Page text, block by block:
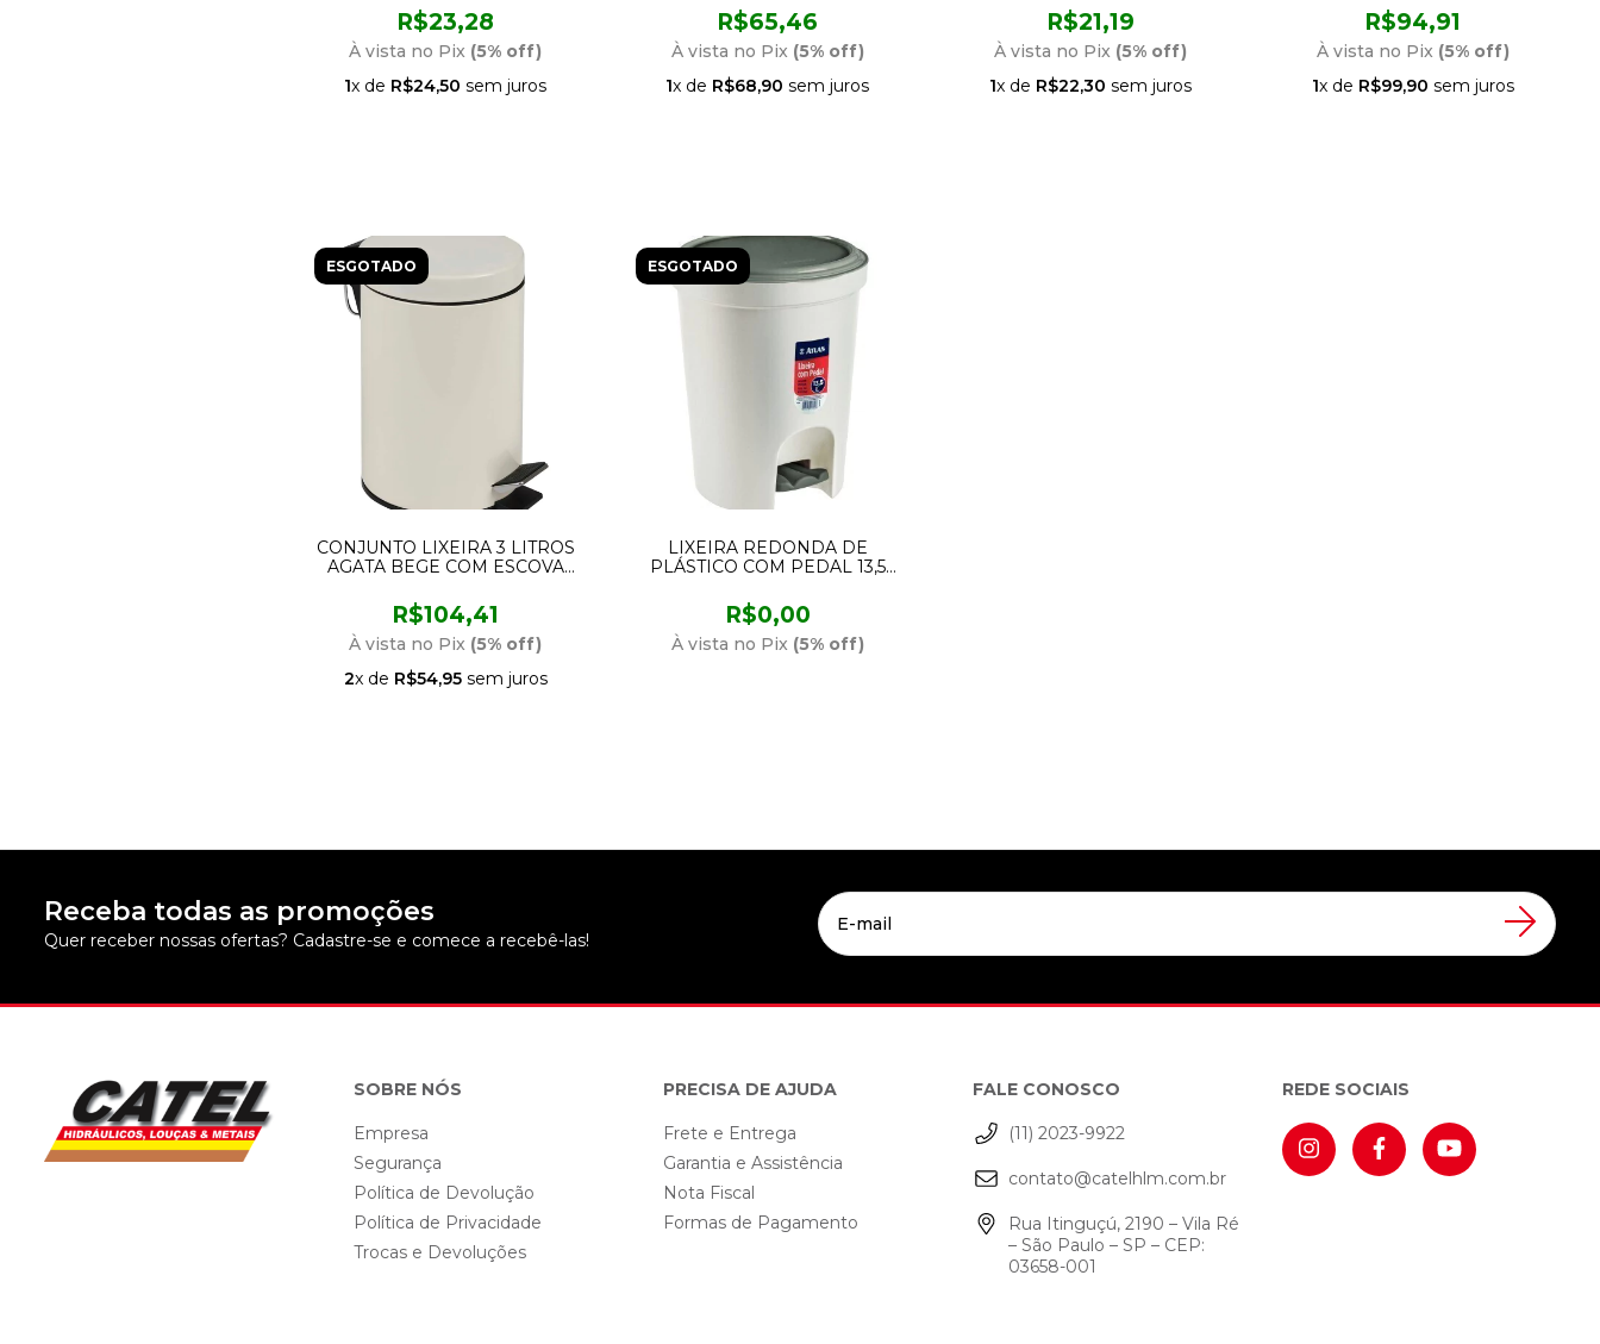
R$23,28
À vista no Pix (5% off)
1x de R$24,50 sem juros
R$65,46
À vista no Pix (5% off)
1x de R$68,90 sem juros
R$21,19
À vista no Pix (5% off)
1x de R$22,30 sem juros
R$94,91
À vista no Pix (5% off)
1x de R$99,90 sem juros
ESGOTADO
CONJUNTO LIXEIRA 3 LITROS
AGATA BEGE COM ESCOVA
R$104,41
À vista no Pix (5% off)
2x de R$54,95sem juros
ESGOTADO
LIXEIRA REDONDA DE
PLÁSTICO COM PEDAL 13,5
R$0,00
À vista no Pix (5% off)
Receba todas as promoções
Quer receber nossas ofertas? Cadastre-se e comece a recebê-las!
SOBRE NÓS
Empresa
Segurança
Política de Devolução
Política de Privacidade
Trocas e Devoluções
PRECISA DE AJUDA
Frete e Entrega
Garantia e Assistência
Nota Fiscal
Formas de Pagamento
FALE CONOSCO
(11) 2023-9922
contato@catelhlm.com.br
Rua Itinguçú, 2190 – Vila Ré
– São Paulo – SP – CEP:
03658-001
REDE SOCIAIS